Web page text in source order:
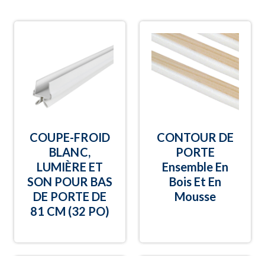
COUPE-FROID
BLANC,
LUMIÈRE ET
SON POUR BAS
DE PORTE DE
81 CM (32 PO)
CONTOUR DE
PORTE
Ensemble En
Bois Et En
Mousse